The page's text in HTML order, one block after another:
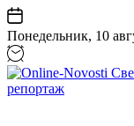
Перейти
к
содержанию
Понедельник, 10